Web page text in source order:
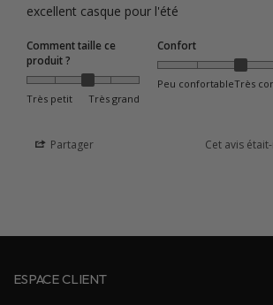
excellent casque pour l'été
Comment taille ce
produit ?
Très petit Très grand
Confort
Peu confortableTrès
Partager Cet avis
ESPACE CLIENT